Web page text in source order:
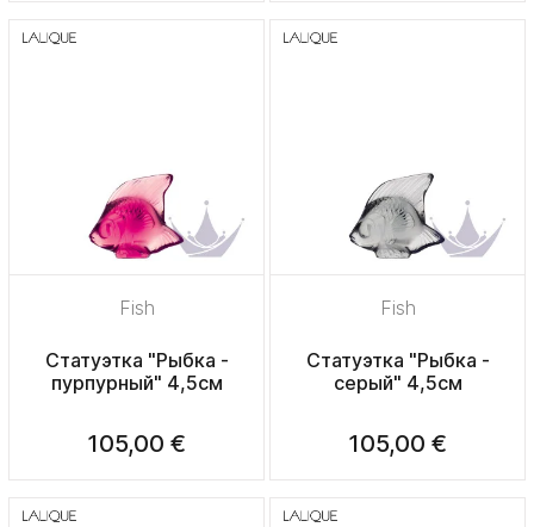
Fish
Статуэтка "Рыбка -
пурпурный" 4,5см
105,00 €
Fish
Статуэтка "Рыбка -
серый" 4,5см
105,00 €